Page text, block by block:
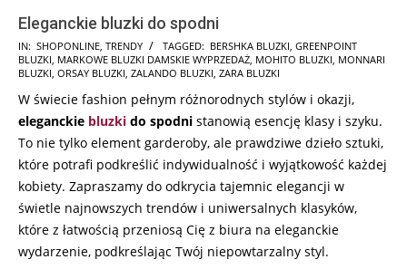
Eleganckie bluzki do spodni
2025-
03-
IN: SHOPONLINE TRENDY TAGGED: BERSHKA BLUZKI GREENPOINT
BLUZKI MARKOWE BLUZKI DAMSKIE WYPRZEDAŻ MOHITO BLUZKI MONNARI
BLUZKI ORSAY BLUZKI ZALANDO BLUZKI ZARA BLUZKI
W świecie fashion pełnym różnorodnych stylów i okazji,
eleganckie bluzki do spodni stanowią esencję klasy i szyku.
To nie tylko element garderoby, ale prawdziwe dzieło sztuki,
które potrafi podkreślić indywidualność i wyjątkowość każdej
kobiety. Zapraszamy do odkrycia tajemnic elegancji w
świetle najnowszych trendów i uniwersalnych klasyków,
które z łatwością przeniosą Cię z biura na eleganckie
wydarzenie, podkreślając Twój niepowtarzalny styl.